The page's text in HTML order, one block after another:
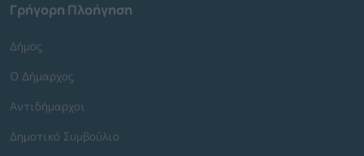
Γρήγορη Πλοήγηση
Δήμος
Ο Δήμαρχος
Αντιδήμαρχοι
Δημοτικό Συμβούλιο